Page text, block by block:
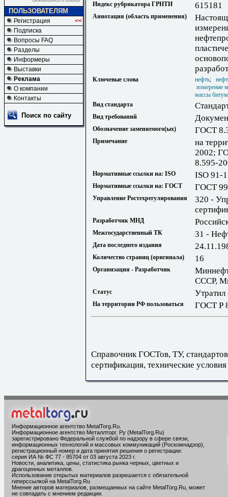
ПОЛЬЗОВАТЕЛЯМ
Регистрация
<<
Подписка
Вопросы FAQ
Разделы
Информеры
Выставки
Реклама
О компании
Контакты
Поиск по сайту
Индекс рубрикатора ГРНТИ 615181
Аннотация (область применения)
Ключевые слова нефть;
измерение
массы
Вид стандарта
Вид требований
Обозначение заменяемого(ых) ГОСТ
Примечание
на
2002;
8.595-
Нормативные ссылки на: ISO ISO 91-
Нормативные ссылки на: ГОСТ ГОСТ
Управление Ростехрегулирования
320 -
Разработчик МНД
Межгосударственный ТК 31 -
Дата последнего издания
Количество страниц (оригинала) 16
Организация - Разработчик
СССР,
Статус
На территории РФ пользоваться ГОСТ Р
Справочник ГОСТов, ТУ,
сертификация, технические условия
Информационное агентство MetalTorg.Ru
Информационное агентство Металлторг. Ру (MetalTorg.Ru)
зарегистрировано Федеральной службой по надзору в сфере связи,
информационных технологий и массовых коммуникаций (Роскомнадзор),
регистрационный номер и дата принятия решения о регистрации:
серия ИА № ФС 77 - 85704 от 03 августа 2023 г.
Новости, аналитика, цены, статистика рынка черных, цветных и
драгоценных металлов.
Использование открытых материалов разрешается с обязательной
гиперссылкой на MetalTorg.Ru
Мнение авторов материалов, размещаемых на сайте MetalTorg.Ru, может
не совпадать с мнением редакции.